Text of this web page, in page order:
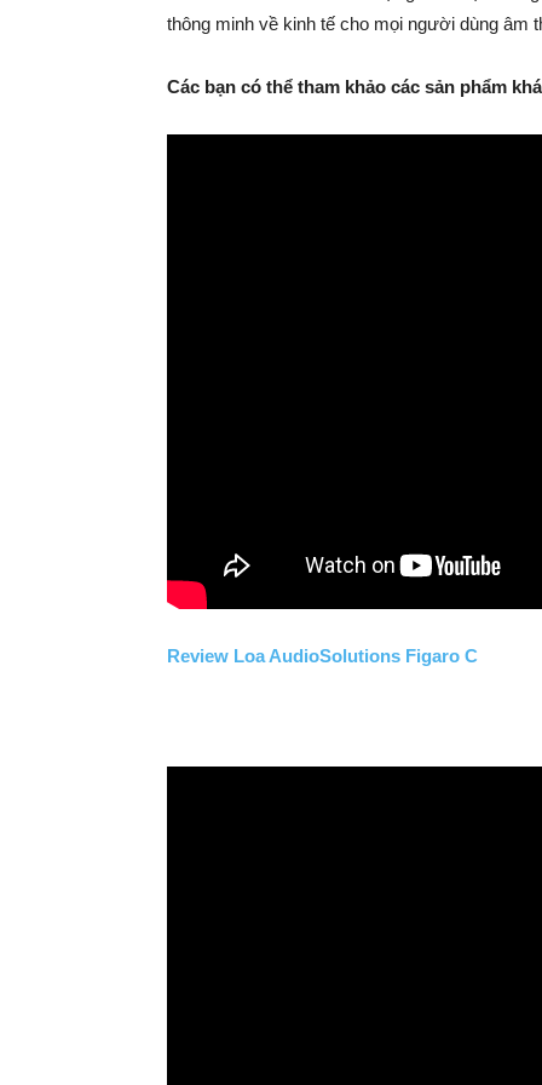
thông minh về kinh tế cho mọi người dùng âm
Các bạn có thể tham khảo các sản phẩm
Review Loa AudioSolutions Figaro C